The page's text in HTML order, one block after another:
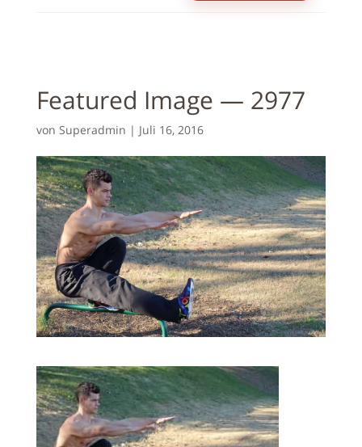
Featured Image — 2977
von Superadmin | Juli 16, 2016